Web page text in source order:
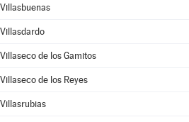
Villasbuenas
Villasdardo
Villaseco de los Gamitos
Villaseco de los Reyes
Villasrubias